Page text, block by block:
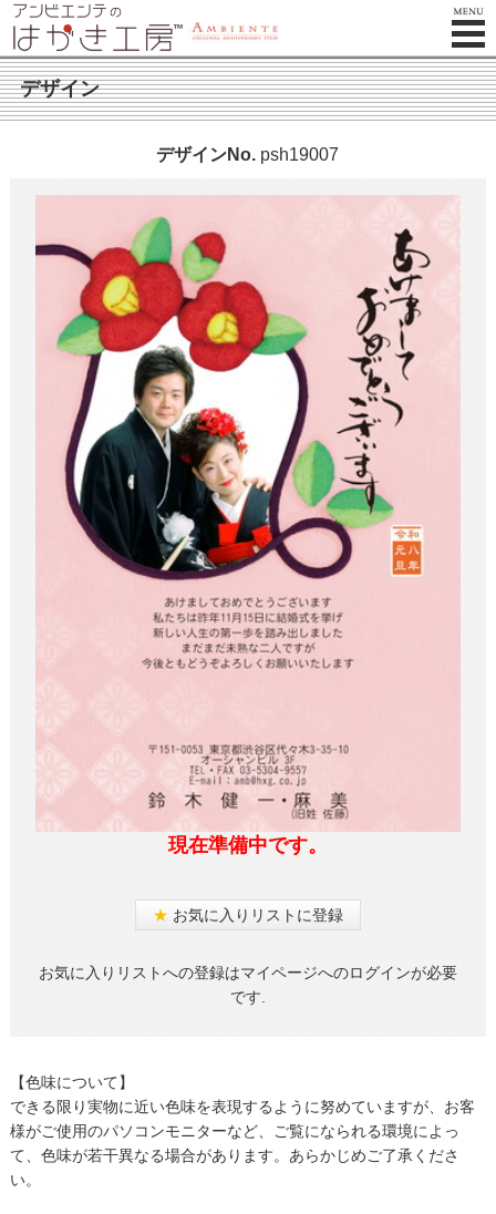
デザイン
デザインNo. psh19007
現在準備中です。
★ お気に入りリストに登録
お気に入りリストへの登録はマイページへのログインが必要
です.
【色味について】
できる限り実物に近い色味を表現するように努めていますが、お客
様がご使用のパソコンモニターなど、ご覧になられる環境によっ
て、色味が若干異なる場合があります。あらかじめご了承くださ
い。